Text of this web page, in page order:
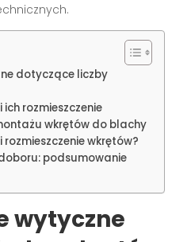
dotyczące liczby
rozmieszczenie
wkrętów do blachy
rozmieszczenie wkrętów?
podsumowanie
wytyczne